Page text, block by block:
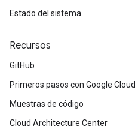
Estado del sistema
Recursos
GitHub
Primeros pasos con Google Cloud
Muestras de código
Cloud Architecture Center